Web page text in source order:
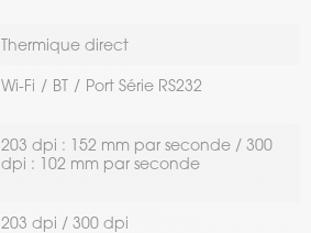
Thermique direct
Wi-Fi BT Port Série RS232
203 dpi : 152 mm par seconde / 300
dpi : 102 mm par seconde
203 dpi / 300 dpi